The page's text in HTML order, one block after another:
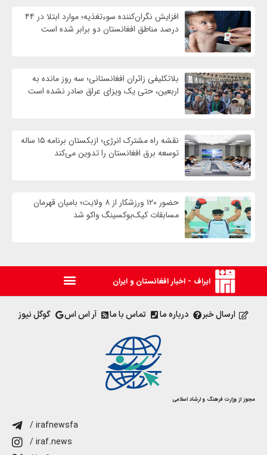
افزایش نگران‌کننده سوءتغذیه؛ موارد ابتلا در ۴۴
درصد مناطق افغانستان دو برابر شده است
بلاتکلیفی زائران افغانستانی؛ سه روز مانده به
اربعین، حتی یک ویزای عراق صادر نشده است
نقشه راه مشترک انرژی؛ ازبکستان برنامه ۱۵ ساله
توسعه برق افغانستان را تدوین می‌کند
حضور ۱۲۰ ورزشکار از ۸ ولایت؛ بامیان قهرمان
مسابقات کیک‌بوکسینگ واکو شد
ایراف - اخبار افغانستان و ایران
ارسال خبر درباره ما تماس با ما آر اس اس گوگل نیوز
مجوز از وزارت فرهنگ و ارشاد اسلامی
/ irafnewsfa
/ iraf.news